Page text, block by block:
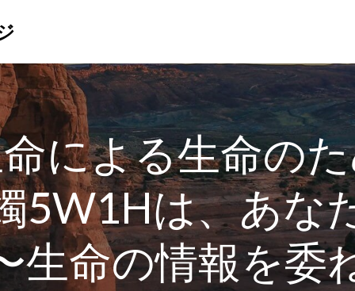
による生命の
5W1Hは、あな
生命の情報を委